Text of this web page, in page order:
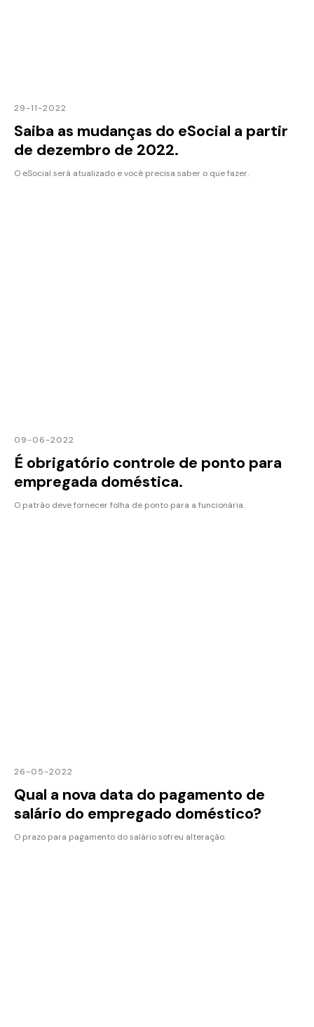
29-11-2022
Saiba as mudanças do eSocial a partir
de dezembro de 2022.
O eSocial será atualizado e você precisa saber o que fazer.
09-06-2022
É obrigatório controle de ponto para
empregada doméstica.
O patrão deve fornecer folha de ponto para a funcionária.
26-05-2022
Qual a nova data do pagamento de
salário do empregado doméstico?
O prazo para pagamento do salário sofreu alteração.